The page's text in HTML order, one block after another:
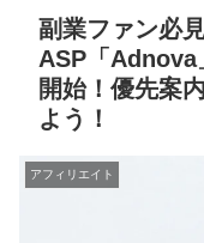
副業ファン必
ASP「Adnova
開始！優先案
よう！
アフィリエイト